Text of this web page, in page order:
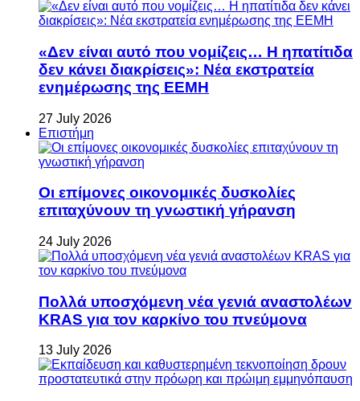
«Δεν είναι αυτό που νομίζεις… Η ηπατίτιδα
δεν κάνει διακρίσεις»: Νέα εκστρατεία
ενημέρωσης της ΕΕΜΗ
27 July 2026
Επιστήμη
Οι επίμονες οικονομικές δυσκολίες
επιταχύνουν τη γνωστική γήρανση
24 July 2026
Πολλά υποσχόμενη νέα γενιά αναστολέων
KRAS για τον καρκίνο του πνεύμονα
13 July 2026